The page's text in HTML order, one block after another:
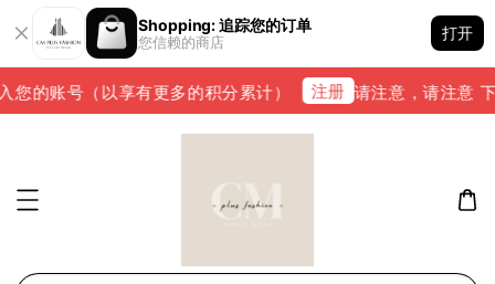
Shopping: 追踪您的订单
您信赖的商店
打开
的账号（以享有更多的积分累计） 注册 请注意，请注意 下